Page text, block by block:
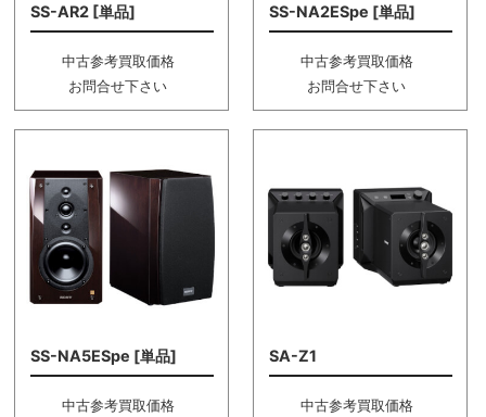
SS-AR2 [単品]
中古参考買取価格
お問合せ下さい
SS-NA2ESpe [単品]
中古参考買取価格
お問合せ下さい
SS-NA5ESpe [単品]
中古参考買取価格
SA-Z1
中古参考買取価格